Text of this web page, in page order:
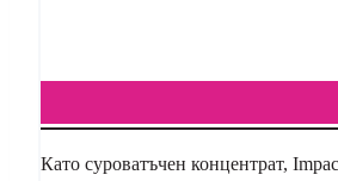
Като суроватъчен концентрат,